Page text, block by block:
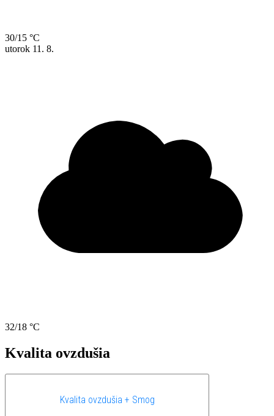
30/15 °C
utorok 11. 8.
32/18 °C
Kvalita ovzdušia
Kvalita ovzdušia + Smog